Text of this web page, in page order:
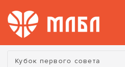
Турнир:
Кубок первого совета